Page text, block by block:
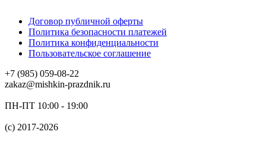
Договор публичной оферты
Политика безопасности платежей
Политика конфиденциальности
Пользовательское соглашение
+7 (985) 059-08-22
zakaz@mishkin-prazdnik.ru
ПН-ПТ 10:00 - 19:00
(c) 2017-2026